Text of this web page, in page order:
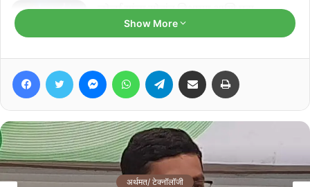
लोर्ना यांचा गोमंत विभूषण आणि पद्म
पुरस्काराने सन्मान करा : प्रभव नायक
‘मडगावचो आवाज’ पोहोचला मोर्थ आणि
साबाखापर्यंत…
August 9, 2026
मंडळाच्या www.gbshse.in तसेच http://results.gbahsegoa.net//
या वेबसाईटवर हा निकाल पाहता येईल. दरम्यान, दहावीचा निकाल मेच्या मध्यात
Show More
FacebookTwitter MessengerWhatsAppTelegram Share via Email
अर्थमत/ टेक्नॉलॉजी